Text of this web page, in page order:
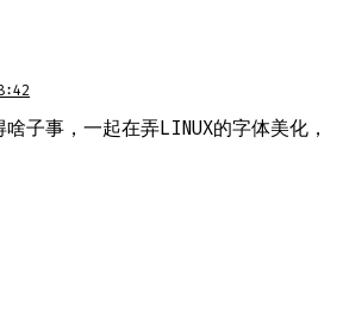
子事，一起在弄LINUX的字体美化，